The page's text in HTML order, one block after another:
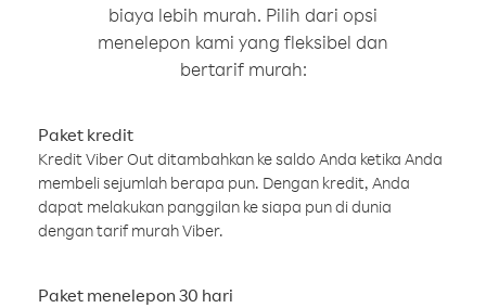
biaya lebih murah. Pilih dari opsi
menelepon kami yang fleksibel dan
bertarif murah:
Paket kredit
Kredit Viber Out ditambahkan ke saldo Anda ketika Anda
membeli sejumlah berapa pun. Dengan kredit, Anda
dapat melakukan panggilan ke siapa pun di dunia
dengan tarif murah Viber.
Paket menelepon 30 hari